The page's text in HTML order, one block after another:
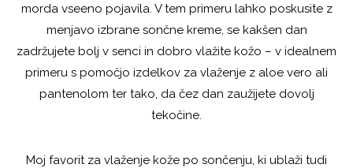
morda vseeno pojavila. V tem primeru lahko poskusite z
menjavo izbrane sončne kreme, se kakšen dan
zadržujete bolj v senci in dobro vlažite kožo – v idealnem
primeru s pomočjo izdelkov za vlaženje z aloe vero ali
pantenolom ter tako, da čez dan zaužijete dovolj
tekočine.
Moj favorit za vlaženje kože po sončenju, ki ublaži tudi